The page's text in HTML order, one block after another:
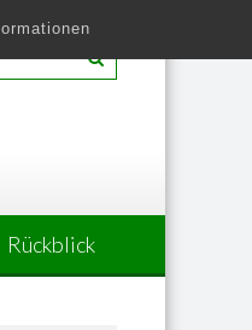
Rückblick